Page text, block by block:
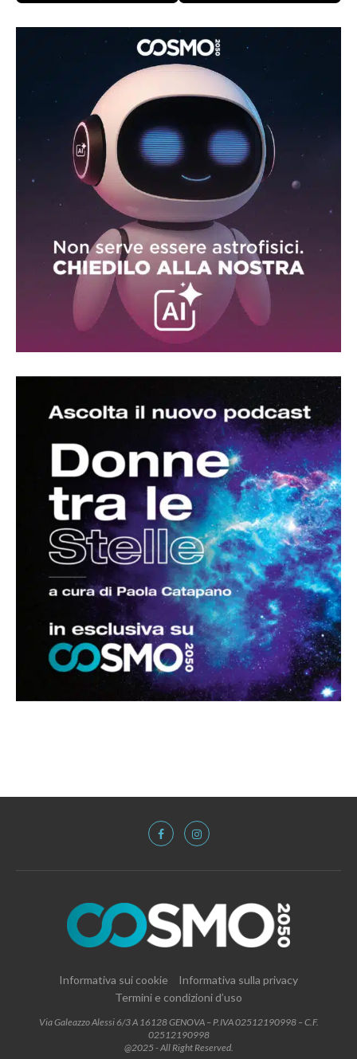
Informativa sui cookie
Informativa sulla privacy
Termini e condizioni d’uso
Via Galeazzo Alessi 6/3 A 16128 GENOVA – P.IVA 02512190998 – C.F.
02512190998
@2025 - All Right Reserved.